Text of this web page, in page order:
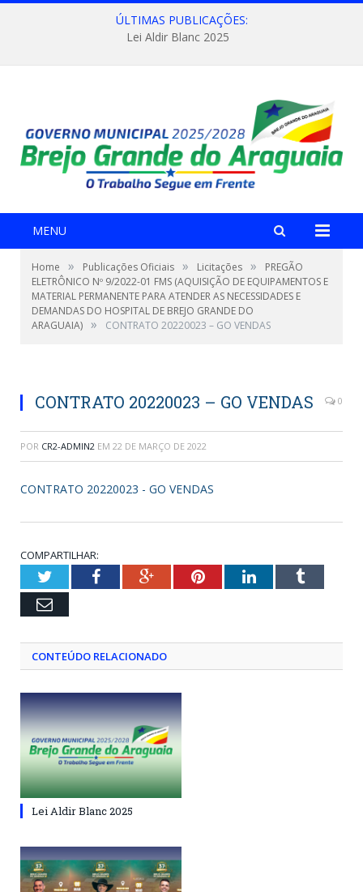
ÚLTIMAS PUBLICAÇÕES:
Lei Aldir Blanc 2025
MENU
Home » Publicações Oficiais » Licitações »
PREGÃO
ELETRÔNICO Nº 9/2022-01 FMS (AQUISIÇÃO DE EQUIPAMENTOS E
MATERIAL PERMANENTE PARA ATENDER AS NECESSIDADES E
DEMANDAS DO HOSPITAL DE BREJO GRANDE DO
ARAGUAIA) » CONTRATO 20220023 – GO VENDAS
CONTRATO 20220023 – GO VENDAS 0
POR CR2-ADMIN2 EM 22 DE MARÇO DE 2022
CONTRATO 20220023 - GO VENDAS
COMPARTILHAR:
TwitterFacebookGoogle+PinterestLinkedInTumblr
Email
CONTEÚDO RELACIONADO
Lei Aldir Blanc 2025